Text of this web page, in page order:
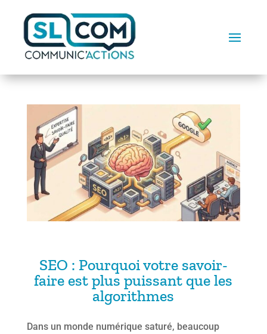
SEO : Pourquoi votre savoir-
faire est plus puissant que les
algorithmes
Dans un monde numérique saturé, beaucoup